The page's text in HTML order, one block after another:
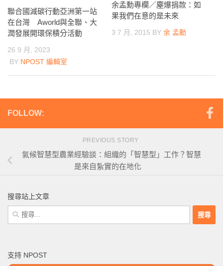
聯合國減碳行動亞洲第一站
在台灣 Aworld與全聯、大
潤發展開環保積分活動
26 9 月, 2023
BY NPOST 編輯室
余孟勳專欄／塵爆捐款：如
果我們在意的是未來
3 7 月, 2015 BY 余 孟勳
FOLLOW:
PREVIOUS STORY
氣候智慧型農業經驗談：組織的「智慧型」工作？智慧
是來自紮實的在地化
搜尋站上文章
搜
尋
字:
支持 NPOST